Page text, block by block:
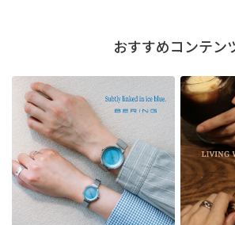
おすすめコンテン